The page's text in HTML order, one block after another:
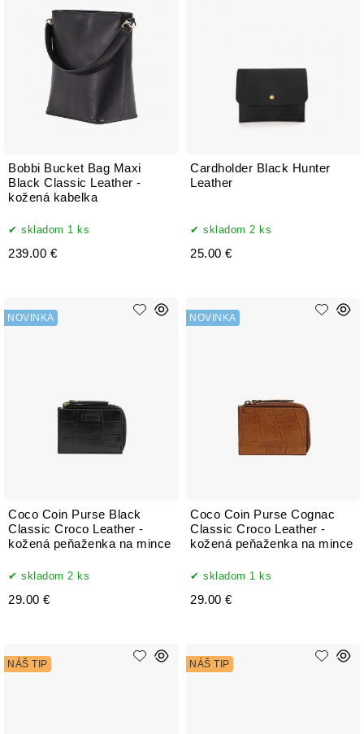
Bobbi Bucket Bag Maxi
Black Classic Leather -
kožená kabelka
skladom 1 ks
239.00 €
Cardholder Black Hunter
Leather
skladom 2 ks
25.00 €
Coco Coin Purse Black
Classic Croco Leather -
kožená peňaženka na mince
NOVINKA
skladom 2 ks
29.00 €
Coco Coin Purse Cognac
Classic Croco Leather -
kožená peňaženka na mince
NOVINKA
skladom 1 ks
29.00 €
NÁŠ TIP NÁŠ TIP